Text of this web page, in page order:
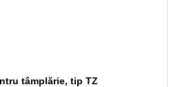
tâmplărie, tip TZ